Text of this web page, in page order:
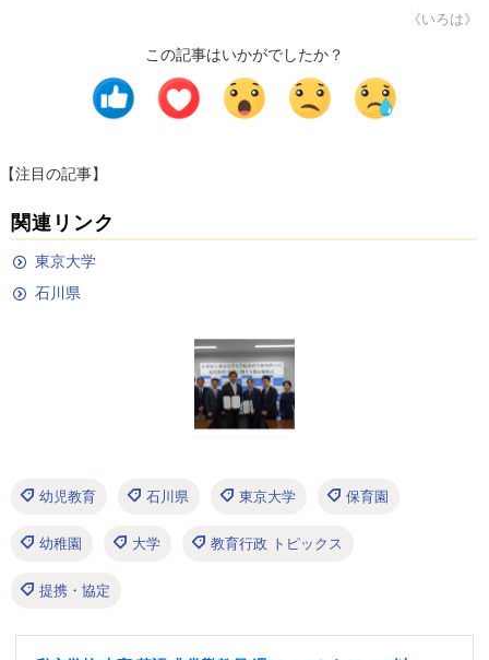
《いろは》
この記事はいかがでしたか？
【注目の記事】
関連リンク
東京大学
石川県
幼児教育 石川県 東京大学 保育園
幼稚園 大学 教育行政 トピックス
提携・協定